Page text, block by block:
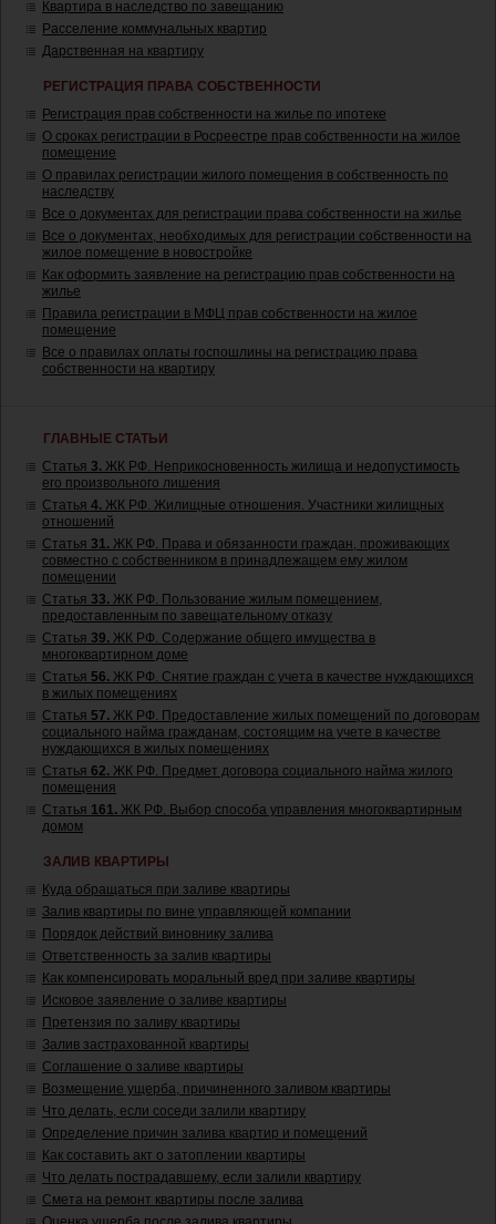
Квартира в наследство по завещанию
Расселение коммунальных квартир
Дарственная на квартиру
РЕГИСТРАЦИЯ ПРАВА СОБСТВЕННОСТИ
Регистрация прав собственности на жилье по ипотеке
О сроках регистрации в Росреестре прав собственности на жилое
помещение
О правилах регистрации жилого помещения в собственность по
наследству
Все о документах для регистрации права собственности на жилье
Все о документах, необходимых для регистрации собственности на
жилое помещение в новостройке
Как оформить заявление на регистрацию прав собственности на
жилье
Правила регистрации в МФЦ прав собственности на жилое
помещение
Все о правилах оплаты госпошлины на регистрацию права
собственности на квартиру
ГЛАВНЫЕ СТАТЬИ
Статья 3. ЖК РФ. Неприкосновенность жилища и недопустимость
его произвольного лишения
Статья 4. ЖК РФ. Жилищные отношения. Участники жилищных
отношений
Статья 31. ЖК РФ. Права и обязанности граждан, проживающих
совместно с собственником в принадлежащем ему жилом
помещении
Статья 33. ЖК РФ. Пользование жилым помещением,
предоставленным по завещательному отказу
Статья 39. ЖК РФ. Содержание общего имущества в
многоквартирном доме
Статья 56. ЖК РФ. Снятие граждан с учета в качестве нуждающихся
в жилых помещениях
Статья 57. ЖК РФ. Предоставление жилых помещений по договорам
социального найма гражданам, состоящим на учете в качестве
нуждающихся в жилых помещениях
Статья 62. ЖК РФ. Предмет договора социального найма жилого
помещения
Статья 161. ЖК РФ. Выбор способа управления многоквартирным
домом
ЗАЛИВ КВАРТИРЫ
Куда обращаться при заливе квартиры
Залив квартиры по вине управляющей компании
Порядок действий виновнику залива
Ответственность за залив квартиры
Как компенсировать моральный вред при заливе квартиры
Исковое заявление о заливе квартиры
Претензия по заливу квартиры
Залив застрахованной квартиры
Соглашение о заливе квартиры
Возмещение ущерба, причиненного заливом квартиры
Что делать, если соседи залили квартиру
Определение причин залива квартир и помещений
Как составить акт о затоплении квартиры
Что делать пострадавшему, если залили квартиру
Смета на ремонт квартиры после залива